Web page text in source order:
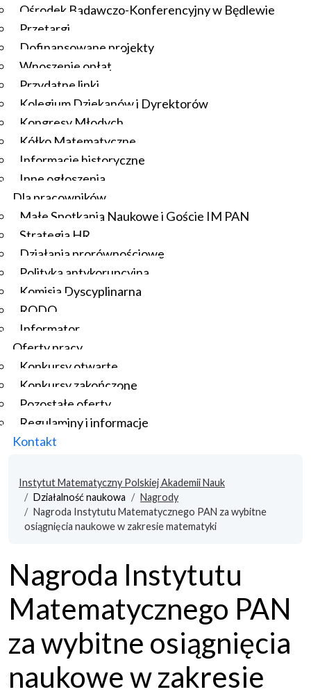
Ośrodek Badawczo-Konferencyjny w Będlewie
Przetargi
Dofinansowane projekty
Wnoszenie opłat
Przydatne linki
Kolegium Dziekanów i Dyrektorów
Kongresy Młodych
Kółko Matematyczne
Informacje historyczne
Inne ogłoszenia
Dla pracowników
Małe Spotkania Naukowe i Goście IM PAN
Strategia HR
Działania prorównościowe
Polityka antykorupcyjna
Komisja Dyscyplinarna
RODO
Informator
Oferty pracy
Konkursy otwarte
Konkursy zakończone
Pozostałe oferty
Regulaminy i informacje
Kontakt
Instytut Matematyczny Polskiej Akademii Nauk
Działalność naukowa
Nagrody
Nagroda Instytutu Matematycznego PAN za wybitne
osiągnięcia naukowe w zakresie matematyki
Nagroda Instytutu
Matematycznego PAN
za wybitne osiągnięcia
naukowe w zakresie